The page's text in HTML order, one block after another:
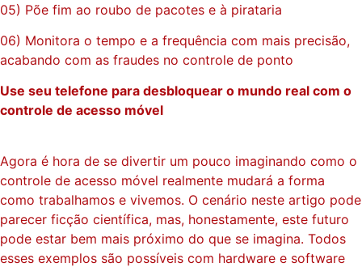
05) Põe fim ao roubo de pacotes e à pirataria
06) Monitora o tempo e a frequência com mais precisão,
acabando com as fraudes no controle de ponto
Use seu telefone para desbloquear o mundo real com o
controle de acesso móvel
Agora é hora de se divertir um pouco imaginando como o
controle de acesso móvel realmente mudará a forma
como trabalhamos e vivemos. O cenário neste artigo pode
parecer ficção científica, mas, honestamente, este futuro
pode estar bem mais próximo do que se imagina. Todos
esses exemplos são possíveis com hardware e software